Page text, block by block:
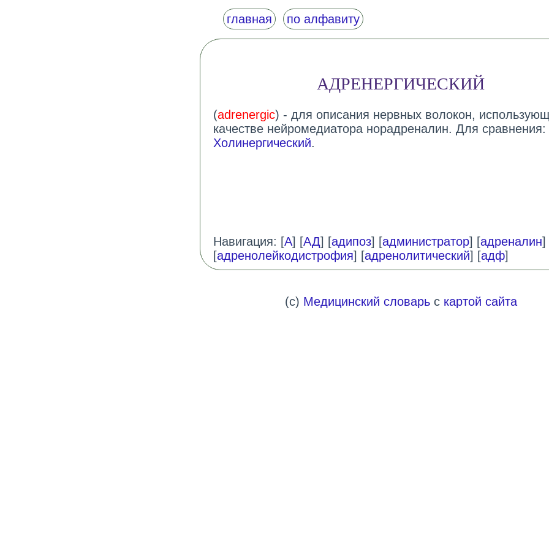
главная по алфавиту
АДРЕНЕРГИЧЕСКИЙ
(adrenergic) - для описания нервных волокон,
качестве нейромедиатора норадреналин. Для сравнения:
Холинергический.
Навигация: [А] [АД] [адипоз] [администратор] [адреналин]
[адренолейкодистрофия] [адренолитический] [адф]
(c) Медицинский словарьс картой сайта